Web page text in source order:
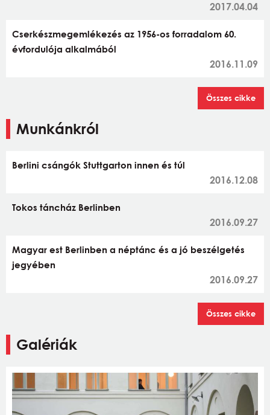
2017.04.04
Cserkészmegemlékezés az 1956-os forradalom 60.
évfordulója alkalmából
2016.11.09
Összes cikke
Munkánkról
Berlini csángók Stuttgarton innen és túl
2016.12.08
Tokos táncház Berlinben
2016.09.27
Magyar est Berlinben a néptánc és a jó beszélgetés
jegyében
2016.09.27
Összes cikke
Galériák